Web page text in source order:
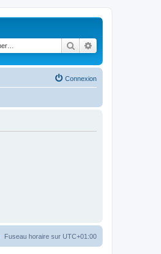
Rechercher
Connexion
Fuseau horaire sur UTC+01:00